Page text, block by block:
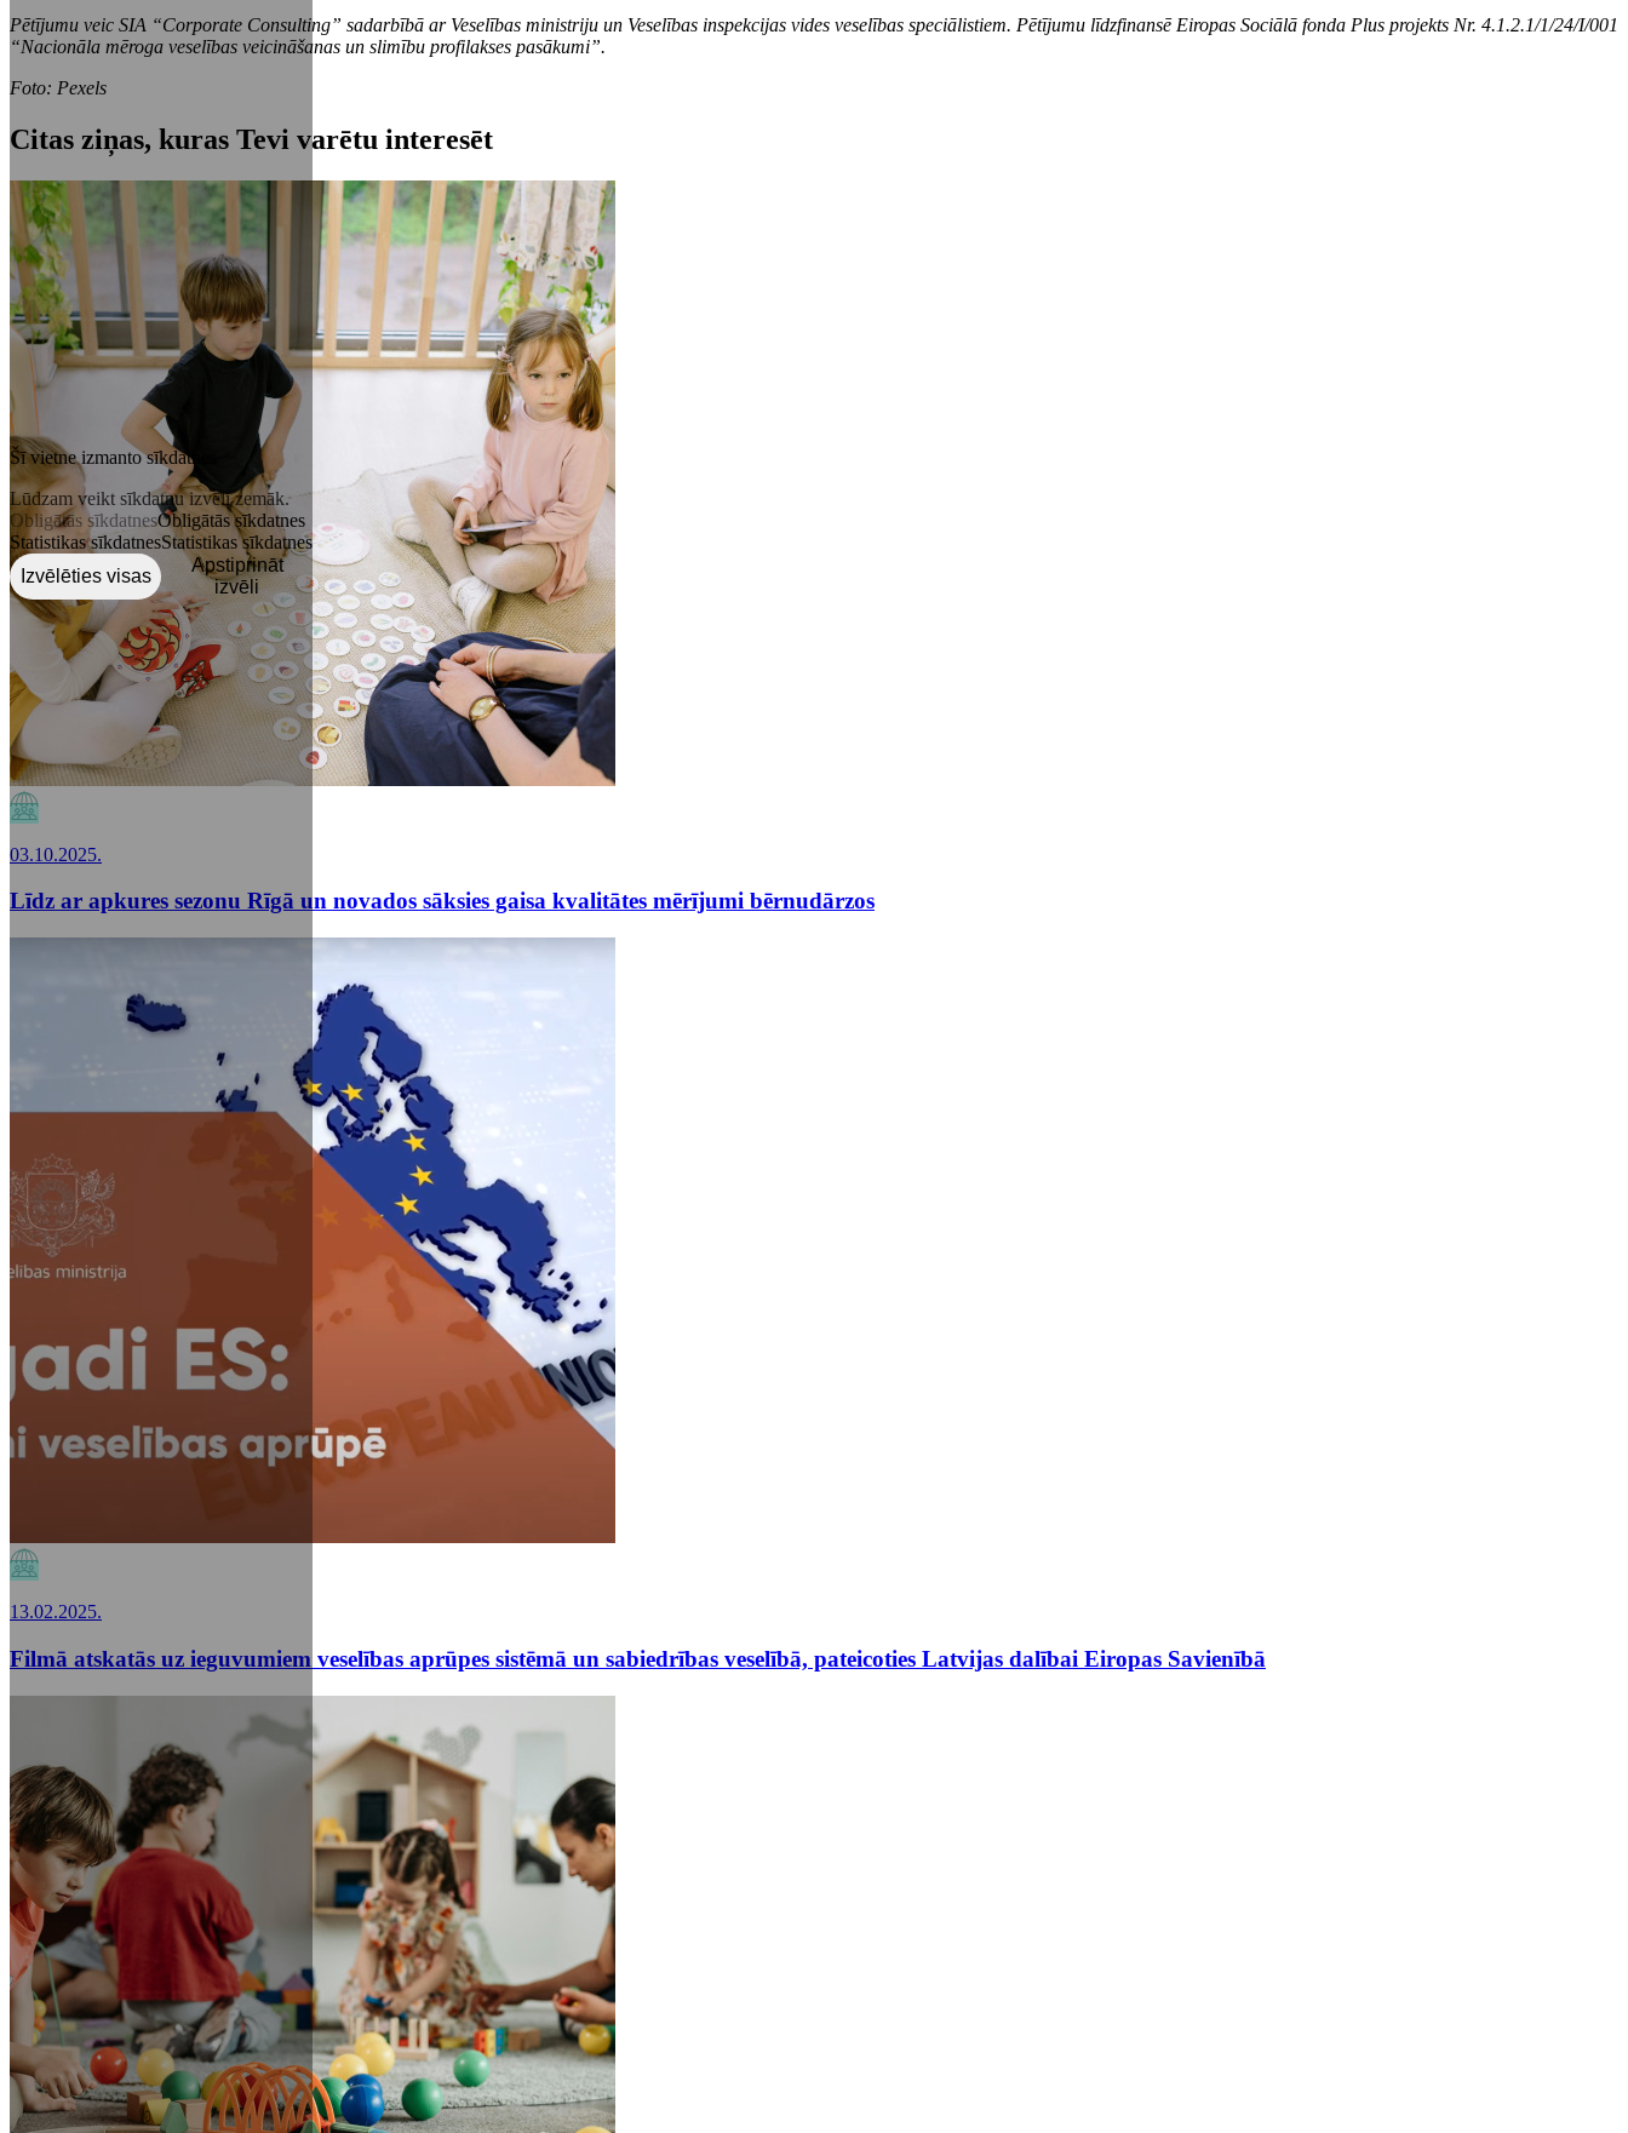
Šī vietne izmanto sīkdatnes
Lūdzam veikt sīkdatņu izvēli zemāk.
Obligātās sīkdatnesObligātās sīkdatnes
Statistikas sīkdatnesStatistikas sīkdatnes
Izvēlēties visas
Apstiprināt
izvēli
Pētījumu veic SIA “Corporate Consulting” sadarbībā ar Veselības ministriju un Veselības inspekcijas vides veselības speciālistiem. Pētījumu līdzfinansē Eiropas Sociālā fonda Plus projekts Nr. 4.1.2.1/1/24/I/001
“Nacionāla mēroga veselības veicināšanas un slimību profilakses pasākumi”.
Foto: Pexels
Citas ziņas, kuras Tevi varētu interesēt
03.10.2025.
Līdz ar apkures sezonu Rīgā un novados sāksies gaisa kvalitātes mērījumi bērnudārzos
13.02.2025.
Filmā atskatās uz ieguvumiem veselības aprūpes sistēmā un sabiedrības veselībā, pateicoties Latvijas dalībai Eiropas Savienībā